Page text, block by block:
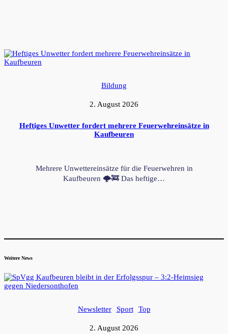
Bildung
2. August 2026
Heftiges Unwetter fordert mehrere Feuerwehreinsätze in
Kaufbeuren
Mehrere Unwettereinsätze für die Feuerwehren in
Kaufbeuren 🌩️🚒 Das heftige…
Weitere News
Newsletter Sport Top
2. August 2026